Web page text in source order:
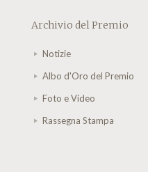
Archivio del Premio
Notizie
Albo d'Oro del Premio
Foto e Video
Rassegna Stampa